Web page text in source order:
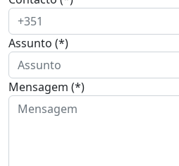
Assunto (*)
Mensagem (*)